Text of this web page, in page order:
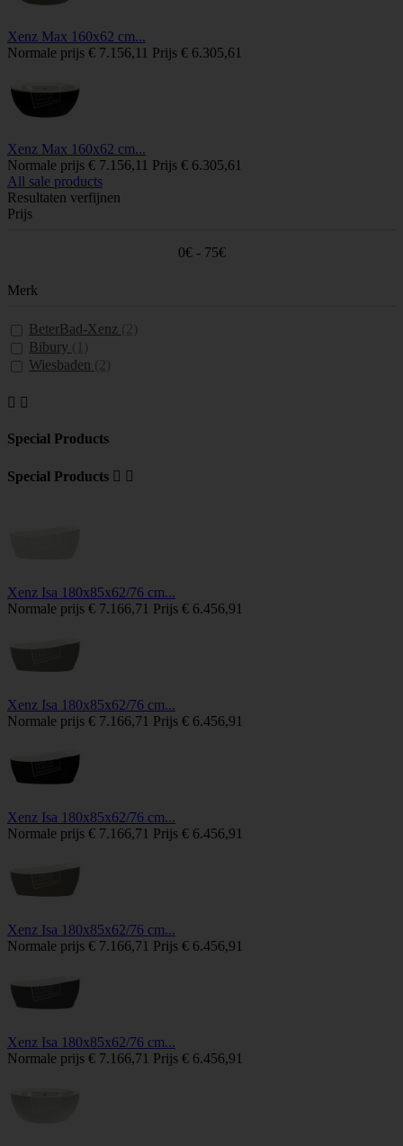
Xenz Max 160x62 cm...
Normale prijs € 7.156,11 Prijs € 6.305,61
Xenz Max 160x62 cm...
Normale prijs € 7.156,11 Prijs € 6.305,61
All sale products
Resultaten verfijnen
Prijs
0€ - 75€
Merk
BeterBad-Xenz
Bibury
Wiesbaden
 
Special Products
Special Products  
Xenz Isa 180x85x62/76 cm...
Normale prijs € 7.166,71 Prijs € 6.456,91
Xenz Isa 180x85x62/76 cm...
Normale prijs € 7.166,71 Prijs € 6.456,91
Xenz Isa 180x85x62/76 cm...
Normale prijs € 7.166,71 Prijs € 6.456,91
Xenz Isa 180x85x62/76 cm...
Normale prijs € 7.166,71 Prijs € 6.456,91
Xenz Isa 180x85x62/76 cm...
Normale prijs € 7.166,71 Prijs € 6.456,91